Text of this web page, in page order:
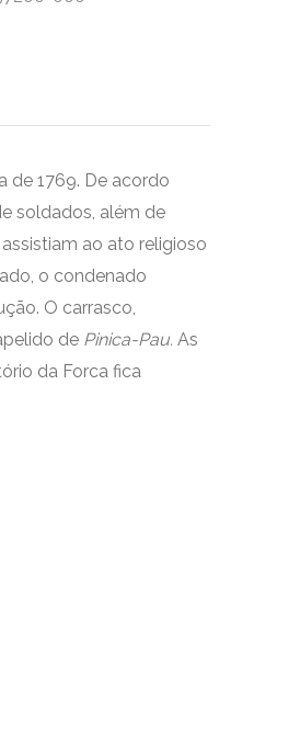
de 1769. De acordo
soldados, além de
ao ato religioso
o condenado
O carrasco,
de Pinica-Pau. As
da Forca fica